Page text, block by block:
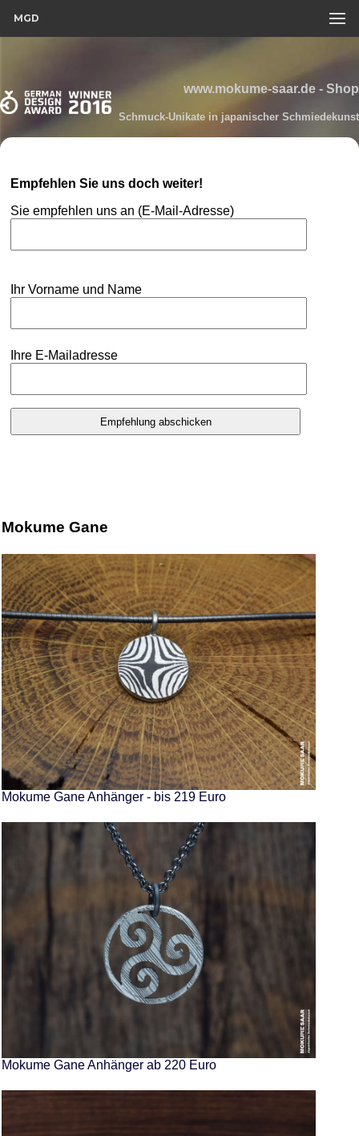
MGD
www.mokume-saar.de - Shop
Schmuck-Unikate in japanischer Schmiedekunst
Empfehlen Sie uns doch weiter!
Sie empfehlen uns an (E-Mail-Adresse)
Ihr Vorname und Name
Ihre E-Mailadresse
Mokume Gane
Mokume Gane Anhänger - bis 219 Euro
Mokume Gane Anhänger ab 220 Euro